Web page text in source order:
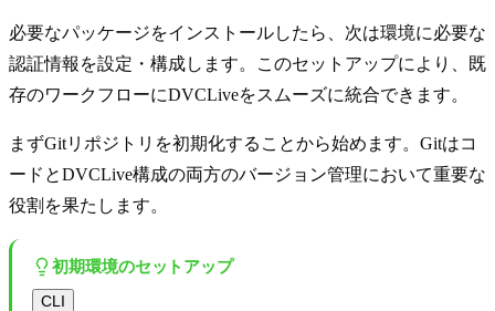
必要なパッケージをインストールしたら、次は環境に必要な
認証情報を設定・構成します。このセットアップにより、既
存のワークフローにDVCLiveをスムーズに統合できます。
まずGitリポジトリを初期化することから始めます。Gitはコ
ードとDVCLive構成の両方のバージョン管理において重要な
役割を果たします。
初期環境のセットアップ
CLI